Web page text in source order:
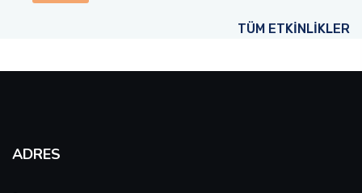
TÜM ETKİNLİKLER
ADRES